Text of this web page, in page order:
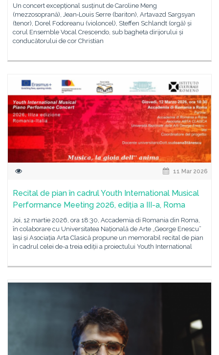
Un concert excepțional susținut de Caroline Meng
(mezzosoprană), Jean‑Louis Serre (bariton), Artavazd Sargsyan
(tenor), Dorel Fodoreanu (violoncel), Steffen Schlandt (orgă) și
corul Ensemble Vocal Crescendo, sub bagheta dirijorului și
conducătorului de cor Christian
11 Mar 2026
Recital de pian în cadrul Youth International Musical
Performance Meeting 2026, ediția a III-a, Roma
Joi, 12 martie 2026, ora 18:30, Accademia di Romania din Roma,
în colaborare cu Universitatea Națională de Arte „George Enescu”
Iași și Asociația Arta Clasică propune un memorabil recital de pian
în cadrul celei de-a treia ediții a proiectului Youth International